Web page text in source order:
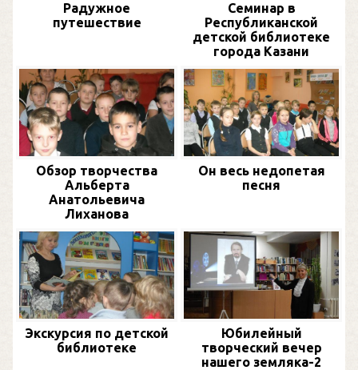
Радужное
путешествие
Семинар в
Республиканской
детской библиотеке
города Казани
Обзор творчества
Альберта
Анатольевича
Лиханова
Он весь недопетая
песня
Экскурсия по детской
библиотеке
Юбилейный
творческий вечер
нашего земляка-2